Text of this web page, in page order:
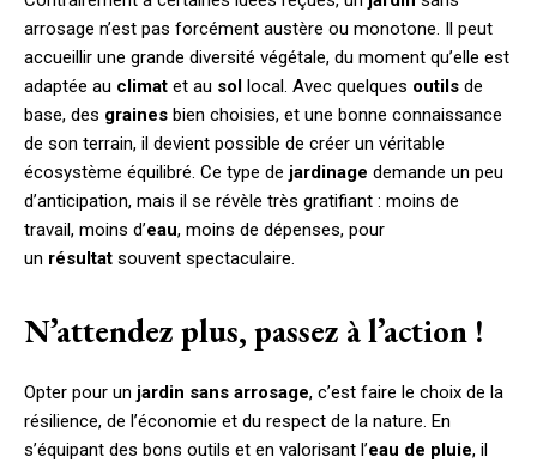
arrosage n’est pas forcément austère ou monotone. Il peut
accueillir une grande diversité végétale, du moment qu’elle est
adaptée au climat et au sol local. Avec quelques outils de
base, des graines bien choisies, et une bonne connaissance
de son terrain, il devient possible de créer un véritable
écosystème équilibré. Ce type de jardinage demande un peu
d’anticipation, mais il se révèle très gratifiant : moins de
travail, moins d’eau, moins de dépenses, pour
un résultat souvent spectaculaire.
N’attendez plus, passez à l’action !
Opter pour un jardin sans arrosage, c’est faire le choix de la
résilience, de l’économie et du respect de la nature. En
s’équipant des bons outils et en valorisant l’eau de pluie, il